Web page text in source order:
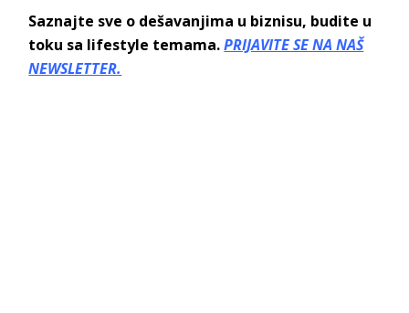
Saznajte sve o dešavanjima u biznisu, budite u
toku sa lifestyle temama.PRIJAVITE SE NA NAŠ
NEWSLETTER.